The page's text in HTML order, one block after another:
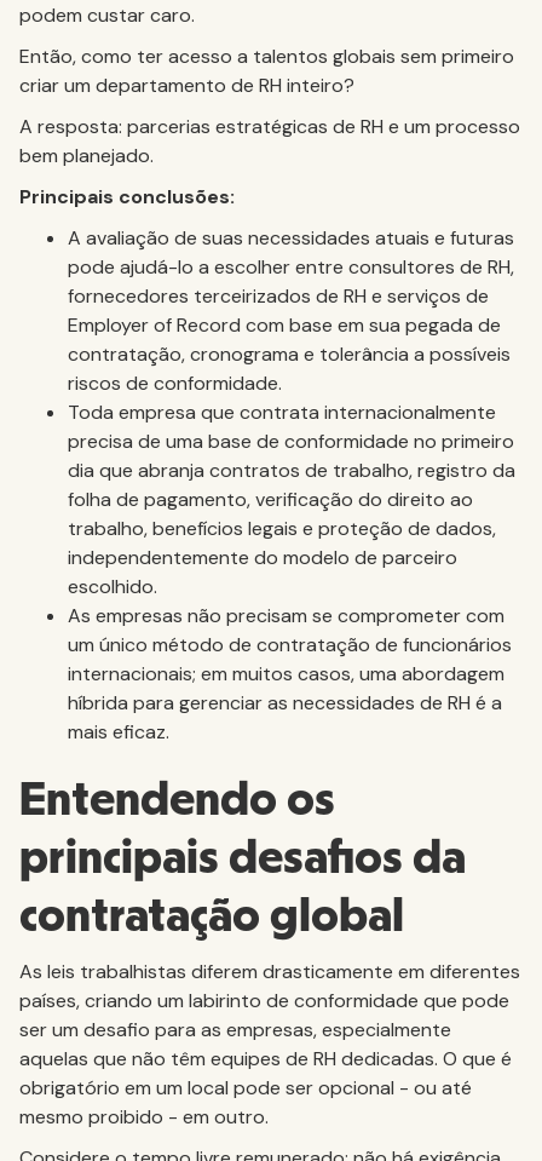
podem custar caro.
Então, como ter acesso a talentos globais sem primeiro
criar um departamento de RH inteiro?
A resposta: parcerias estratégicas de RH e um processo
bem planejado.
Principais conclusões:
A avaliação de suas necessidades atuais e futuras
pode ajudá-lo a escolher entre consultores de RH,
fornecedores terceirizados de RH e serviços de
Employer of Record com base em sua pegada de
contratação, cronograma e tolerância a possíveis
riscos de conformidade.
Toda empresa que contrata internacionalmente
precisa de uma base de conformidade no primeiro
dia que abranja contratos de trabalho, registro da
folha de pagamento, verificação do direito ao
trabalho, benefícios legais e proteção de dados,
independentemente do modelo de parceiro
escolhido.
As empresas não precisam se comprometer com
um único método de contratação de funcionários
internacionais; em muitos casos, uma abordagem
híbrida para gerenciar as necessidades de RH é a
mais eficaz.
Entendendo os
principais desafios da
contratação global
As leis trabalhistas diferem drasticamente em diferentes
países, criando um labirinto de conformidade que pode
ser um desafio para as empresas, especialmente
aquelas que não têm equipes de RH dedicadas. O que é
obrigatório em um local pode ser opcional - ou até
mesmo proibido - em outro.